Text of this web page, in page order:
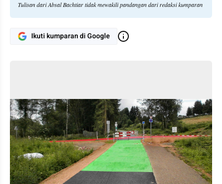
Tulisan dari Absal Bachtiar tidak mewakili pandangan dari redaksi kumparan
Ikuti kumparan di Google